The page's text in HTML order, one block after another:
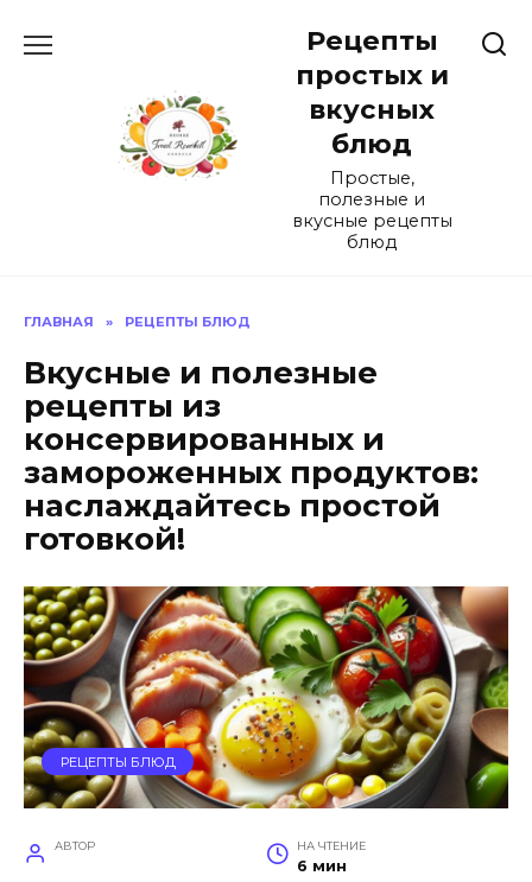
Рецепты
простых и
вкусных
блюд
Простые,
полезные и
вкусные рецепты
блюд
ГЛАВНАЯ » РЕЦЕПТЫ БЛЮД
Вкусные и полезные
рецепты из
консервированных и
замороженных продуктов:
наслаждайтесь простой
готовкой!
РЕЦЕПТЫ БЛЮД
АВТОР НА ЧТЕНИЕ
6 мин